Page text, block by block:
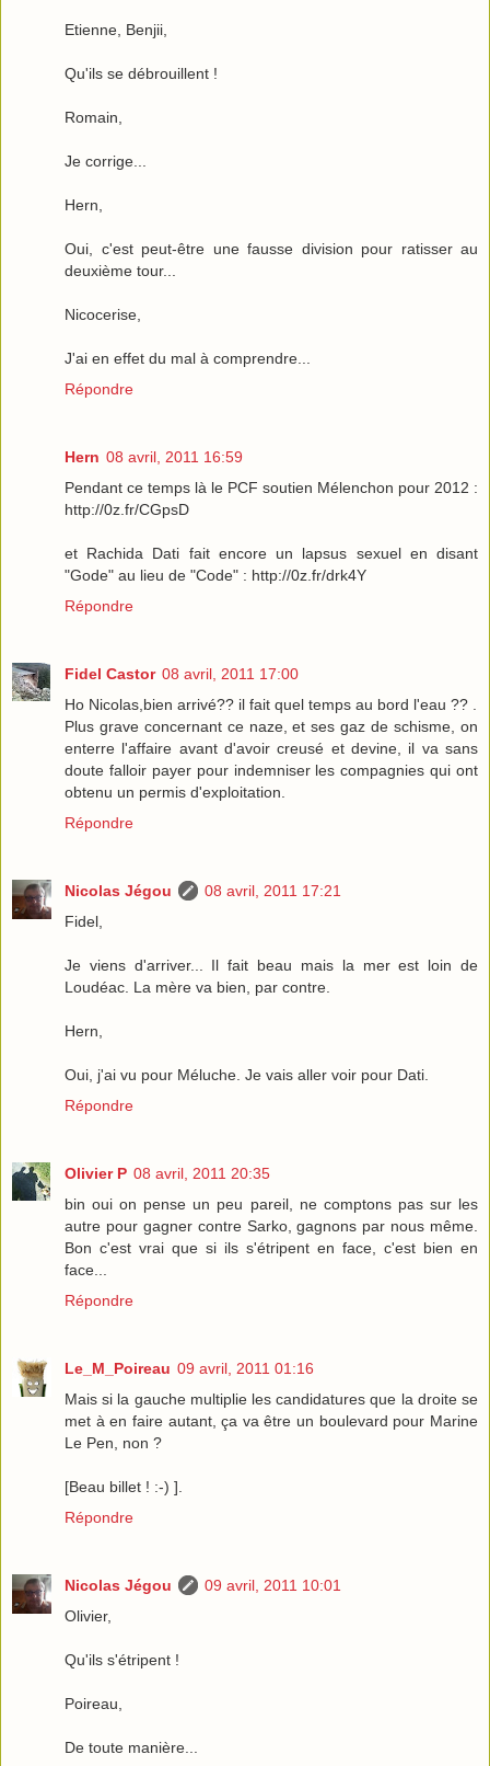
Etienne, Benjii,
Qu'ils se débrouillent !
Romain,
Je corrige...
Hern,
Oui, c'est peut-être une fausse division pour ratisser au
deuxième tour...
Nicocerise,
J'ai en effet du mal à comprendre...
Répondre
Hern 08 avril, 2011 16:59
Pendant ce temps là le PCF soutien Mélenchon pour 2012 :
http://0z.fr/CGpsD
et Rachida Dati fait encore un lapsus sexuel en disant
"Gode" au lieu de "Code" : http://0z.fr/drk4Y
Répondre
Fidel Castor 08 avril, 2011 17:00
Ho Nicolas,bien arrivé?? il fait quel temps au bord l'eau ?? .
Plus grave concernant ce naze, et ses gaz de schisme, on
enterre l'affaire avant d'avoir creusé et devine, il va sans
doute falloir payer pour indemniser les compagnies qui ont
obtenu un permis d'exploitation.
Répondre
Nicolas Jégou
08 avril, 2011 17:21
Fidel,
Je viens d'arriver... Il fait beau mais la mer est loin de
Loudéac. La mère va bien, par contre.
Hern,
Oui, j'ai vu pour Méluche. Je vais aller voir pour Dati.
Répondre
Olivier P 08 avril, 2011 20:35
bin oui on pense un peu pareil, ne comptons pas sur les
autre pour gagner contre Sarko, gagnons par nous même.
Bon c'est vrai que si ils s'étripent en face, c'est bien en
face...
Répondre
Le_M_Poireau 09 avril, 2011 01:16
Mais si la gauche multiplie les candidatures que la droite se
met à en faire autant, ça va être un boulevard pour Marine
Le Pen, non ?
[Beau billet ! :-) ].
Répondre
Nicolas Jégou
09 avril, 2011 10:01
Olivier,
Qu'ils s'étripent !
Poireau,
De toute manière...